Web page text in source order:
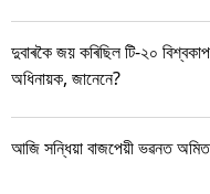
দুবাৰকৈ জয় কৰিছিল টি-২০
অধিনায়ক, জানেনে?
আজি সন্ধিয়া বাজপেয়ী ভৱনত